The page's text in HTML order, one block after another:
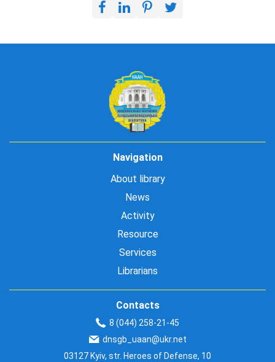
Navigation
About library
News
Activity
Resource
Services
Librarians
Contacts
8 (044) 258-21-45
dnsgb_uaan@ukr.net
03127 Kyiv, str. Heroes of Defense, 10